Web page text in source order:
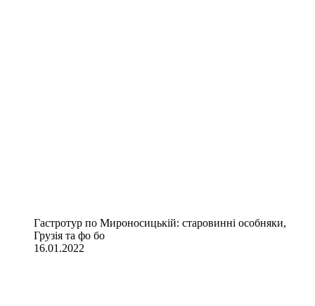
Гастротур по Мироносицькій: старовинні особняки,
Грузія та фо бо
16.01.2022